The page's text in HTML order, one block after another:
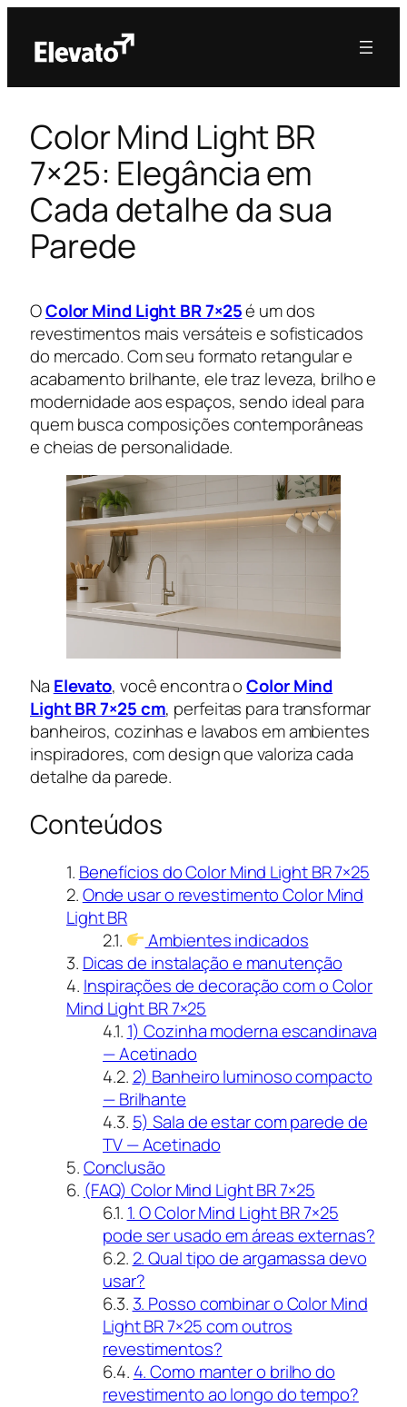
Color Mind Light BR
7×25: Elegância em
Cada detalhe da sua
Parede
OColor Mind Light BR 7×25é um dos
revestimentos mais versáteis e sofisticados
do mercado. Com seu formato retangular e
acabamento brilhante, ele traz leveza, brilho e
modernidade aos espaços, sendo ideal para
quem busca composições contemporâneas
e cheias de personalidade.
Na Elevato, você encontra oColor Mind
Light BR 7×25 cm, perfeitas para transformar
banheiros, cozinhas e lavabos em ambientes
inspiradores, com design que valoriza cada
detalhe da parede.
Conteúdos
Benefícios do Color Mind Light BR 7×25
Onde usar o revestimento Color Mind
Light BR
Ambientes indicados
Dicas de instalação e manutenção
Inspirações de decoração com o Color
Mind Light BR 7×25
1) Cozinha moderna escandinava
— Acetinado
2) Banheiro luminoso compacto
— Brilhante
5) Sala de estar com parede de
TV — Acetinado
Conclusão
(FAQ) Color Mind Light BR 7×25
1. O Color Mind Light BR 7×25
pode ser usado em áreas externas?
2. Qual tipo de argamassa devo
usar?
3. Posso combinar o Color Mind
Light BR 7×25 com outros
revestimentos?
4. Como manter o brilho do
revestimento ao longo do tempo?